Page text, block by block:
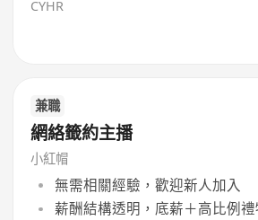
CYHR
兼職
網絡籤約主播
小紅帽
無需相關經驗，歡迎新人加入
薪酬結構透明，底薪＋高比例